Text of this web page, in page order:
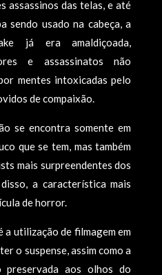
assassinos das telas, e até
sendo usado na cabeça, a
já era amaldiçoada,
e assassinatos não
mentes intoxicadas pelo
de compaixão.
se encontra somente em
que se tem, mas também
mais surpreendentes dos
a característica mais
de horror.
a utilização de filmagem em
o suspense, assim como a
preservada aos olhos do